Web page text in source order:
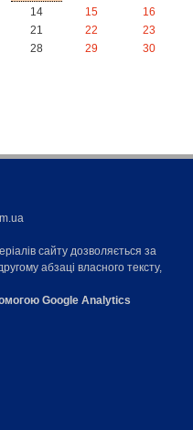
14 15
16
21 22
23
28 29
30
сайту дозволяється за
абзаці власного тексту,
Google Analytics